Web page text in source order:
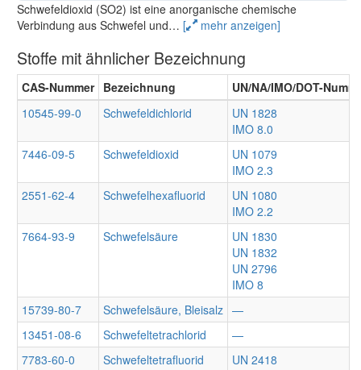
Schwefeldioxid (SO2) ist eine anorganische chemische
Verbindung aus Schwefel und… [ mehr anzeigen]
Stoffe mit ähnlicher Bezeichnung
CAS-Nummer Bezeichnung
UN/NA/IMO/DOT-
10545-99-0
Schwefeldichlorid
UN 1828
IMO 8.0
7446-09-5
Schwefeldioxid
UN 1079
IMO 2.3
2551-62-4
Schwefelhexafluorid
UN 1080
IMO 2.2
7664-93-9
Schwefelsäure
UN 1830
UN 1832
UN 2796
IMO 8
15739-80-7
Schwefelsäure, Bleisalz —
13451-08-6
Schwefeltetrachlorid
—
7783-60-0
Schwefeltetrafluorid
UN 2418